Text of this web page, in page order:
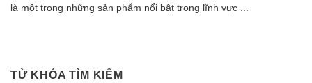
là một trong những sản phẩm nổi bật trong lĩnh vực ...
TỪ KHÓA TÌM KIẾM